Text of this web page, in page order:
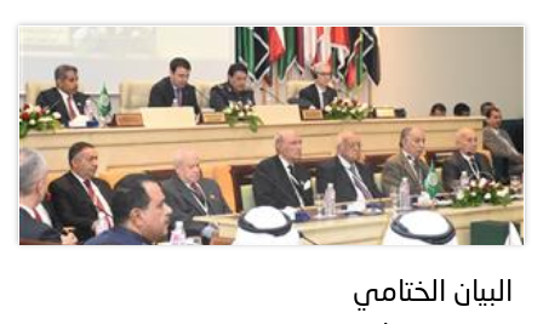
و
اجتماعات
جهود
و
إنجازات
برامج
توعوية
الخدمات
الإلكترونية
صور
البيان الختامي